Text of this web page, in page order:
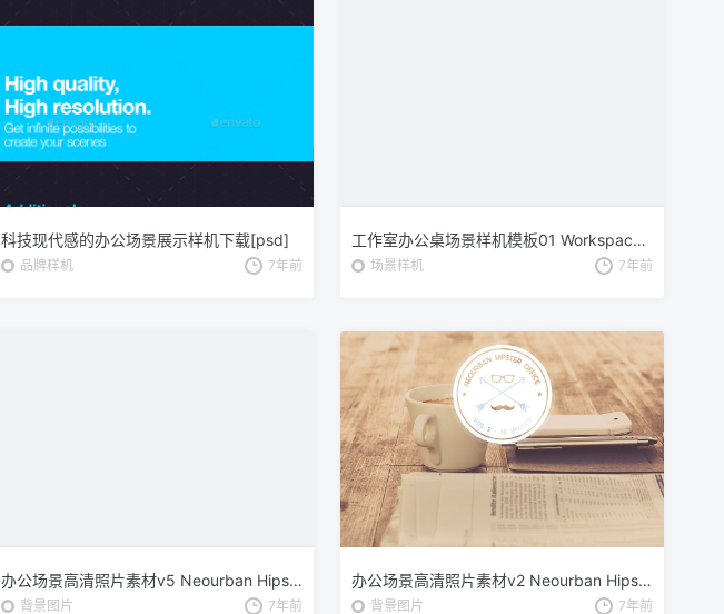
科技现代感的办公场景展示样机下载[psd]
品牌样机 7年前
工作室办公桌场景样机模板01 Workspace Mockup 01
场景样机 7年前
办公场景高清照片素材v5 Neourban Hipster Office Vol. 5 (12x)
背景图片 7年前
办公场景高清照片素材v2 Neourban Hipster Office Vol. 2 (12x)
背景图片 7年前